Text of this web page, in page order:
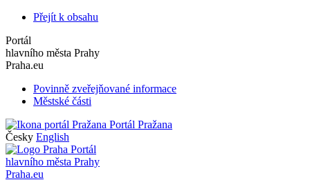
Přejít k obsahu
Portál
hlavního města Prahy
Praha.eu
Povinně zveřejňované informace
Městské části
Portál Pražana
Česky English
Portál
hlavního města Prahy
Praha.eu